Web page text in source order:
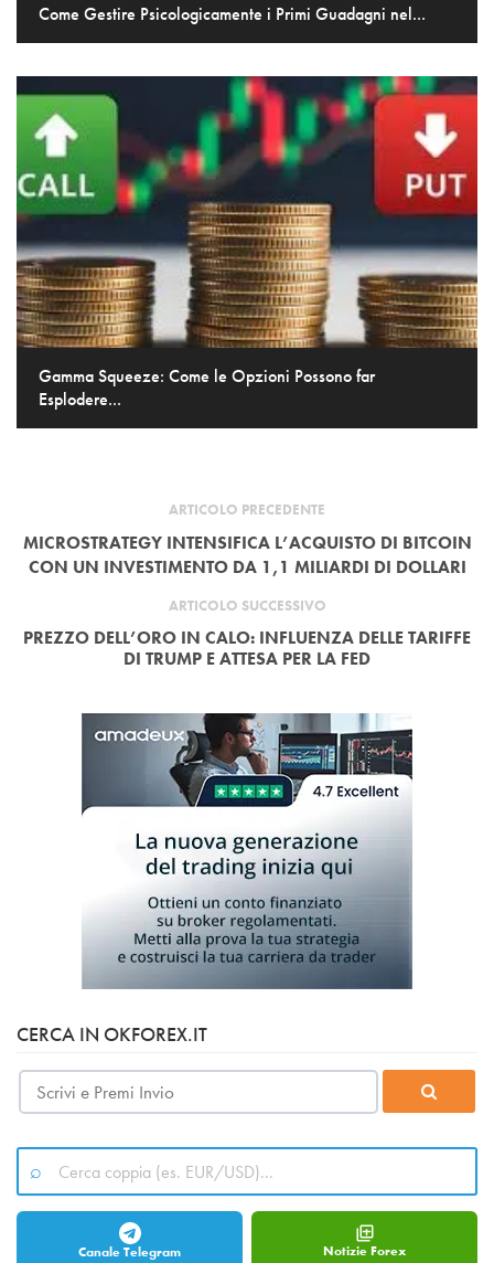
Come Gestire Psicologicamente i Primi Guadagni nel...
Gamma Squeeze: Come le Opzioni Possono far
Esplodere...
ARTICOLO PRECEDENTE
MICROSTRATEGY INTENSIFICA L’ACQUISTO DI BITCOIN
CON UN INVESTIMENTO DA 1,1 MILIARDI DI DOLLARI
ARTICOLO SUCCESSIVO
PREZZO DELL’ORO IN CALO: INFLUENZA DELLE TARIFFE
DI TRUMP E ATTESA PER LA FED
CERCA IN OKFOREX.IT
Canale Telegram Notizie Forex